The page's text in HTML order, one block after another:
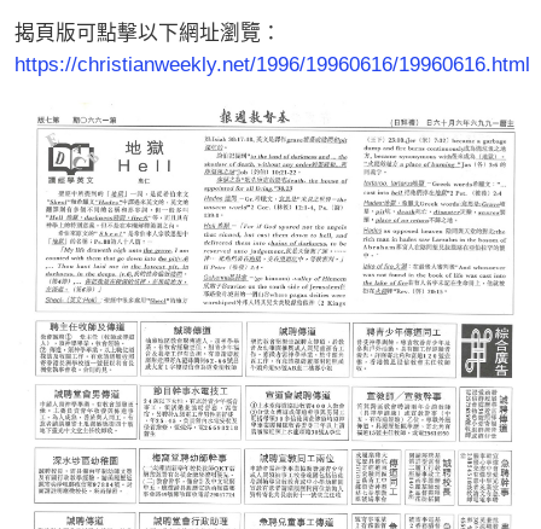
揭頁版可點擊以下網址瀏覽：
https://christianweekly.net/1996/19960616/19960616.html